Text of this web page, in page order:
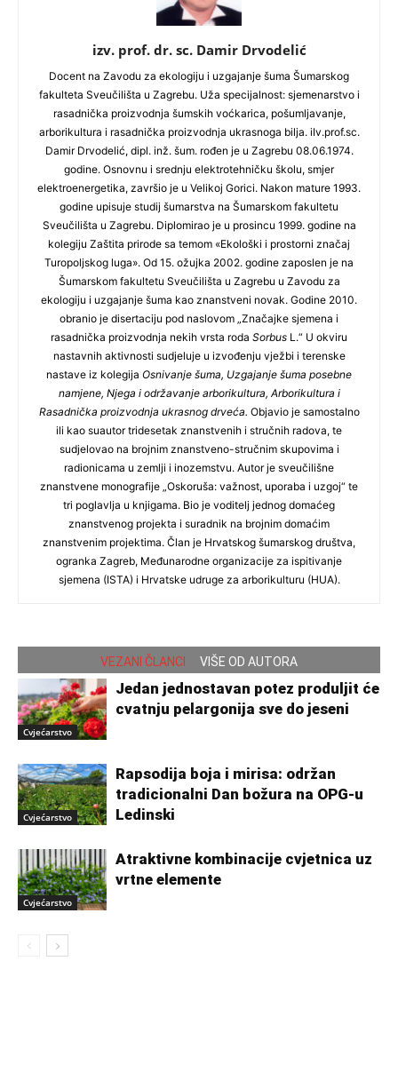
izv. prof. dr. sc. Damir Drvodelić
Docent na Zavodu za ekologiju i uzgajanje šuma Šumarskog
fakulteta Sveučilišta u Zagrebu. Uža specijalnost: sjemenarstvo i
rasadnička proizvodnja šumskih voćkarica, pošumljavanje,
arborikultura i rasadnička proizvodnja ukrasnoga bilja. iIv.prof.sc.
Damir Drvodelić, dipl. inž. šum. rođen je u Zagrebu 08.06.1974.
godine. Osnovnu i srednju elektrotehničku školu, smjer
elektroenergetika, završio je u Velikoj Gorici. Nakon mature 1993.
godine upisuje studij šumarstva na Šumarskom fakultetu
Sveučilišta u Zagrebu. Diplomirao je u prosincu 1999. godine na
kolegiju Zaštita prirode sa temom «Ekološki i prostorni značaj
Turopoljskog luga». Od 15. ožujka 2002. godine zaposlen je na
Šumarskom fakultetu Sveučilišta u Zagrebu u Zavodu za
ekologiju i uzgajanje šuma kao znanstveni novak. Godine 2010.
obranio je disertaciju pod naslovom „Značajke sjemena i
rasadnička proizvodnja nekih vrsta roda Sorbus L.“ U okviru
nastavnih aktivnosti sudjeluje u izvođenju vježbi i terenske
nastave iz kolegija Osnivanje šuma, Uzgajanje šuma posebne
namjene, Njega i održavanje arborikultura, Arborikultura i
Rasadnička proizvodnja ukrasnog drveća. Objavio je samostalno
ili kao suautor tridesetak znanstvenih i stručnih radova, te
sudjelovao na brojnim znanstveno-stručnim skupovima i
radionicama u zemlji i inozemstvu. Autor je sveučilišne
znanstvene monografije „Oskoruša: važnost, uporaba i uzgoj“ te
tri poglavlja u knjigama. Bio je voditelj jednog domaćeg
znanstvenog projekta i suradnik na brojnim domaćim
znanstvenim projektima. Član je Hrvatskog šumarskog društva,
ogranka Zagreb, Međunarodne organizacije za ispitivanje
sjemena (ISTA) i Hrvatske udruge za arborikulturu (HUA).
VEZANI ČLANCI VIŠE OD AUTORA
Cvjećarstvo
Jedan jednostavan potez produljit će
cvatnju pelargonija sve do jeseni
Cvjećarstvo
Rapsodija boja i mirisa: održan
tradicionalni Dan božura na OPG-u
Ledinski
Cvjećarstvo
Atraktivne kombinacije cvjetnica uz
vrtne elemente